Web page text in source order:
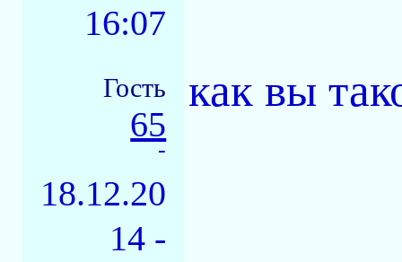
16:07
Гость
65
-
18.12.20
14 -
как вы